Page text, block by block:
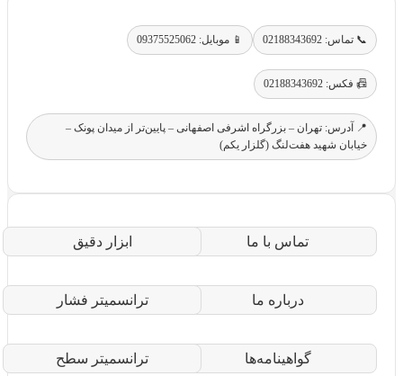
📞 تماس: 02188343692 📱 موبایل: 09375525062
📠 فکس: 02188343692
📍 آدرس: تهران – بزرگراه اشرفی اصفهانی – پایین‌تر از میدان پونک –
خیابان شهید هفت‌لنگ (گلزار یکم)
تماس با ما
درباره ما
گواهینامه‌ها
ابزار دقیق
ترانسمیتر فشار
ترانسمیتر سطح